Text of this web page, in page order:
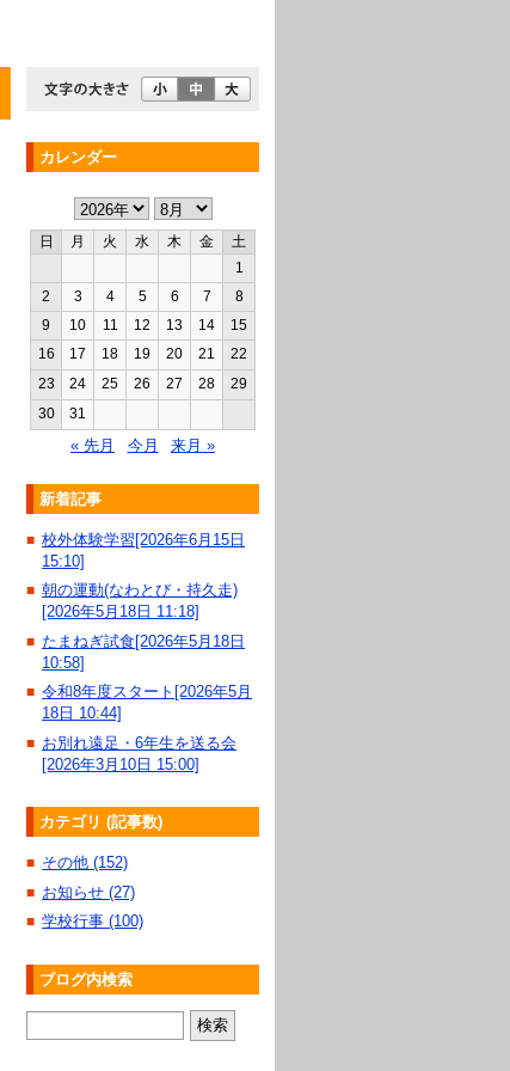
カレンダー
日 月 火 水 木 金
土
1
2
3 4 5 6 7
8
9
10 11 12 13 14
15
16
17 18 19 20 21
22
23
24 25 26 27 28
29
30
31
« 先月 今月 来月 »
新着記事
■ 校外体験学習[2026年6月15日
15:10]
■ 朝の運動(なわとび・持久走)
[2026年5月18日 11:18]
■ たまねぎ試食[2026年5月18日
10:58]
■ 令和8年度スタート[2026年5月
18日 10:44]
■ お別れ遠足・6年生を送る会
[2026年3月10日 15:00]
カテゴリ (記事数)
■ その他 (152)
■ お知らせ (27)
■ 学校行事 (100)
ブログ内検索